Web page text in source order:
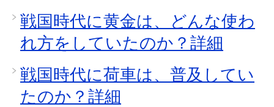
戦国時代に黄金は、どんな使わ
れ方をしていたのか？詳細
戦国時代に荷車は、普及してい
たのか？詳細